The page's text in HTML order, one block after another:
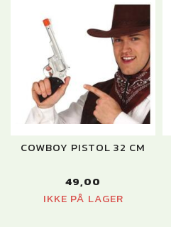
COWBOY PISTOL 32 CM
49,00
IKKE PÅ LAGER